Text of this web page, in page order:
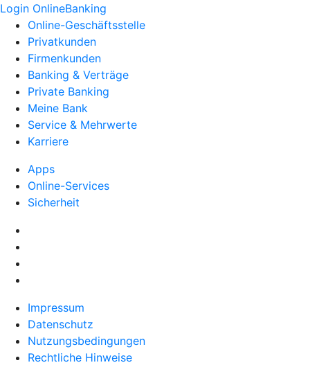
Login OnlineBanking
Online-Geschäftsstelle
Privatkunden
Firmenkunden
Banking & Verträge
Private Banking
Meine Bank
Service & Mehrwerte
Karriere
Apps
Online-Services
Sicherheit
Impressum
Datenschutz
Nutzungsbedingungen
Rechtliche Hinweise